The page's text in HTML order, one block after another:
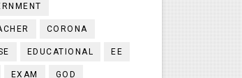
CORONA
EDUCATIONAL EE
EXAM GOD